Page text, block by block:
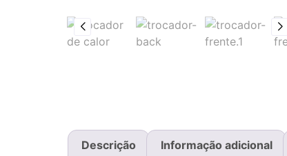
Descrição Informação adicional